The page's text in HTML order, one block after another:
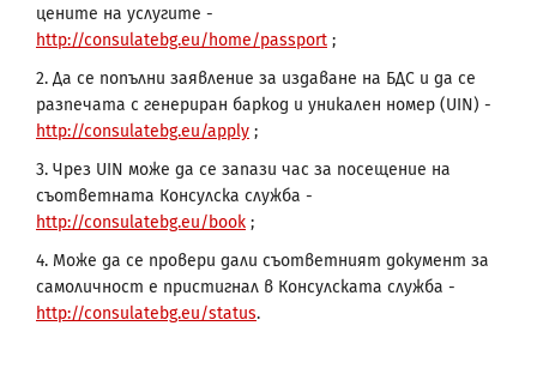
цените на услугите -
http://consulatebg.eu/home/passport ;
2. Да се попълни заявление за издаване на БДС и да се
разпечата с генериран баркод и уникален номер (UIN) -
http://consulatebg.eu/apply ;
3. Чрез UIN може да се запази час за посещение на
съответната Консулска служба -
http://consulatebg.eu/book ;
4. Може да се провери дали съответният документ за
самоличност е пристигнал в Консулската служба -
http://consulatebg.eu/status.